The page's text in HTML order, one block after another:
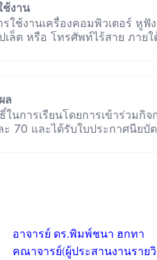
ช้งาน
ใช้งานเครื่องคอมพิวเตอร์ หูฟั
เล็ต หรือ โทรศัพท์ไร้สาย ภาย
ล
ในการเรียนโดยการเข้าร่วมกิ
70 และได้รับใบประกาศนียบัต
อาจารย์ ดร.พิมพ์ชนา ฮกทา
คณาจารย์(ผู้ประสานงานราย